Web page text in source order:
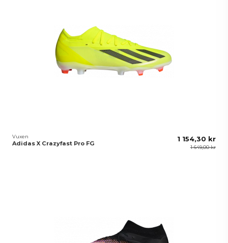
Vuxen
Adidas X Crazyfast Pro FG
1 154,30 kr
1 649,00 kr